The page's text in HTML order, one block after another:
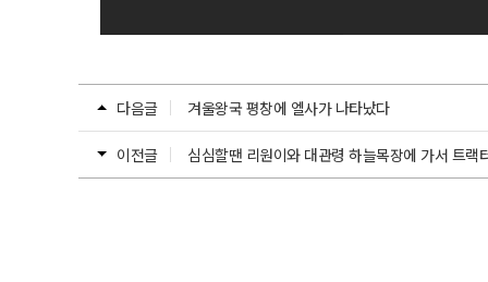
다음글 겨울왕국 평창에 엘사가 나타났다
이전글 심심할땐 리원이와 대관령 하늘목장에 가서 트